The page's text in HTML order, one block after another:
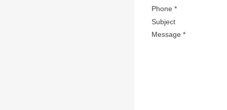
Phone *
Subject
Message *